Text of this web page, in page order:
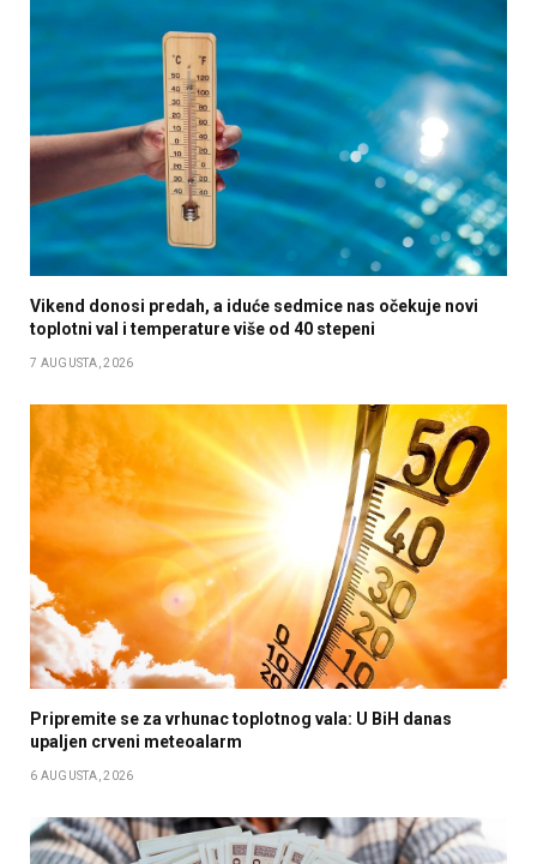
Vikend donosi predah, a iduće sedmice nas očekuje novi
toplotni val i temperature više od 40 stepeni
7 AUGUSTA, 2026
Pripremite se za vrhunac toplotnog vala: U BiH danas
upaljen crveni meteoalarm
6 AUGUSTA, 2026